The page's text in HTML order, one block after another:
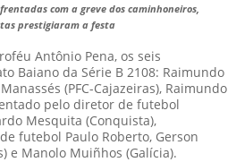
com a greve dos caminhoneiros,
prestigiaram a festa
Antônio Pena, os seis
Baiano da Série B 2108: Raimundo
(PFC-Cajazeiras), Raimundo
pelo diretor de futebol
Mesquita (Conquista),
futebol Paulo Roberto, Gerson
e Manolo Muiñhos (Galícia).